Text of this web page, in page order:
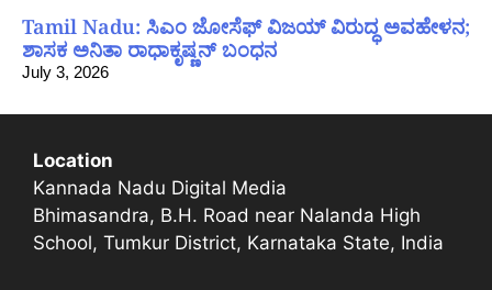
Tamil Nadu: ಸಿಎಂ ಜೋಸೆಫ್ ವಿಜಯ್ ವಿರುದ್ಧ ಅವಹೇಳನ;
ಶಾಸಕ ಅನಿತಾ ರಾಧಾಕೃಷ್ಣನ್ ಬಂಧನ
July 3, 2026
Location
Kannada Nadu Digital Media
Bhimasandra, B.H. Road near Nalanda High
School, Tumkur District, Karnataka State, India